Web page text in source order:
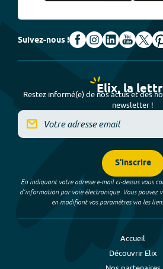
Suivez-nous !
Elix, la
Restez informé(e) de nos actus et des
newsletter !
S'inscrire
En indiquant votre adresse e-mail ci-dessus vous
d’information par voie électronique. Vous pouvez
en modifiant vos paramètres via les
Accueil
Découvrir Elix